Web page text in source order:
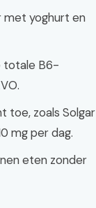
met yoghurt en
totale B6-
toe, zoals Solgar
mg per dag.
eten zonder